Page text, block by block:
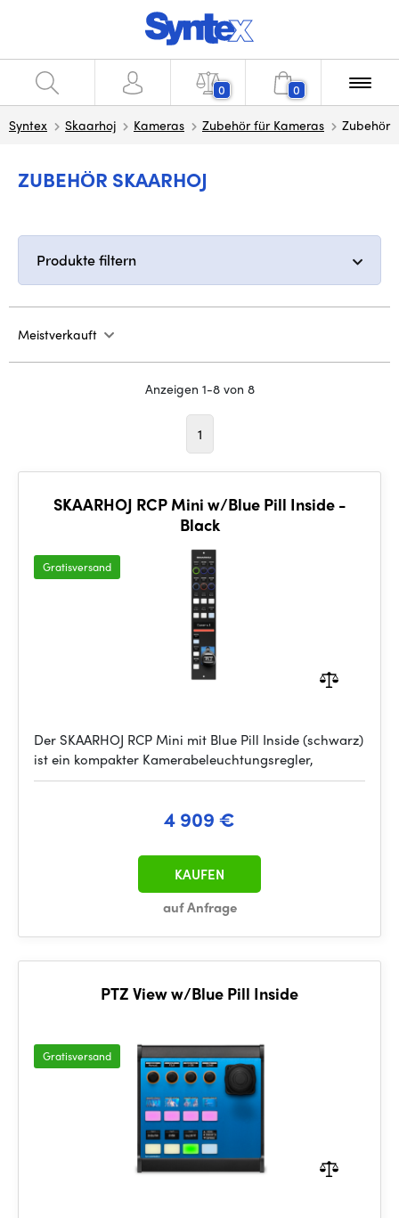
0 0
Syntex Skaarhoj Kameras Zubehör für Kameras Zubehör
ZUBEHÖR SKAARHOJ
Produkte filtern
Meistverkauft
Anzeigen 1-8 von 8
1
SKAARHOJ RCP Mini w/Blue Pill Inside -
Black
Gratisversand
Der SKAARHOJ RCP Mini mit Blue Pill Inside (schwarz)
ist ein kompakter Kamerabeleuchtungsregler,
4 909 €
auf Anfrage
KAUFEN
PTZ View w/Blue Pill Inside
Gratisversand